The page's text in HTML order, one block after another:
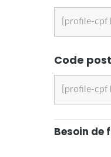
Code
Besoin de